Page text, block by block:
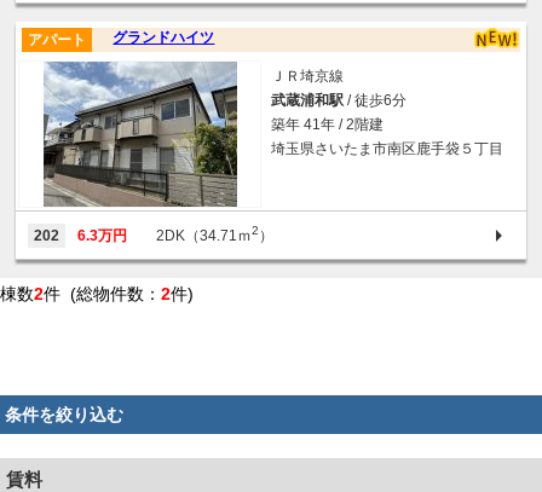
グランドハイツ
アパート
ＪＲ埼京線
武蔵浦和駅 / 徒歩6分
築年 41年 / 2階建
埼玉県さいたま市南区鹿手袋５丁目
202 6.3万円 2DK（34.71ｍ2 ）
棟数2件 (総物件数： 2件)
条件を絞り込む
賃料